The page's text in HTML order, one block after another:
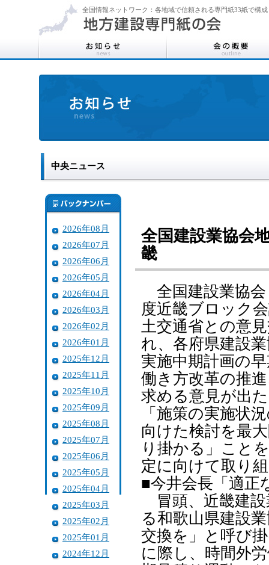
全国情報ネットワーク：各地域で信頼される専門紙33紙で構成
中央ニュース
2026年08月
2026年07月
2026年06月
2026年05月
2026年04月
2026年03月
2026年02月
2026年01月
2025年12月
2025年11月
2025年10月
2025年09月
2025年08月
2025年07月
2025年06月
2025年05月
2025年04月
2025年03月
2025年02月
2025年01月
2024年12月
全国建設業協会
畿
全国建設業協会
度近畿ブロック
土交通省との意
れ、各府県建設
実施中期計画の
働き方改革の推
求める意見が出
「施策の実施状
向けた検討を最
り掛かる」こと
定に向けて取り
■今井会長「適正
冒頭、近畿建設
る和歌山県建設
交換を」と呼び
に際し、時間外